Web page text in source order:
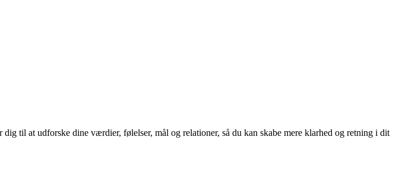
til at udforske dine værdier, følelser, mål og relationer, så du kan skabe mere klarhed og retning i dit